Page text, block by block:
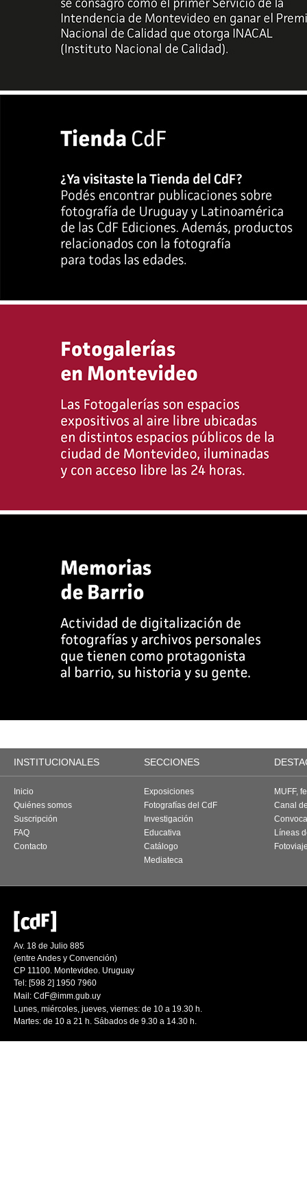
INSTITUCIONALES SECCIONES
Inicio
Quiénes somos
Suscripción
FAQ
Contacto
Exposiciones
Fotografías del CdF
Investigación
Educativa
Catálogo
Mediateca
MUFF,
Canal
Líneas
Av. 18 de Julio 885
(entre Andes y Convención)
CP 11100. Montevideo. Uruguay
Tel: [598 2] 1950 7960
Mail: CdF@imm.gub.uy
Lunes, miércoles, jueves, viernes: de 10 a 19.30 h.
Martes: de 10 a 21 h. Sábados de 9.30 a 14.30 h.